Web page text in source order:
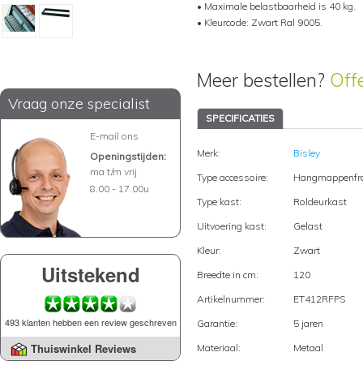
Vraag onze specialist
E-mail ons
Openingstijden:
ma t/m vrij
8.00 - 17.00u
Uitstekend
493 klanten hebben een review geschreven
Thuiswinkel Reviews
• Maximale belastbaarheid is 40 kg.
• Kleurcode: Zwart Ral 9005.
Meer bestellen?
SPECIFICATIES
Merk:
Bisley
Type accessoire:
Type kast:
Roldeurkast
Uitvoering kast:
Gelast
Kleur:
Zwart
Breedte in cm:
120
Artikelnummer:
ET412RFPS
Garantie:
5 jaren
Materiaal:
Metaal